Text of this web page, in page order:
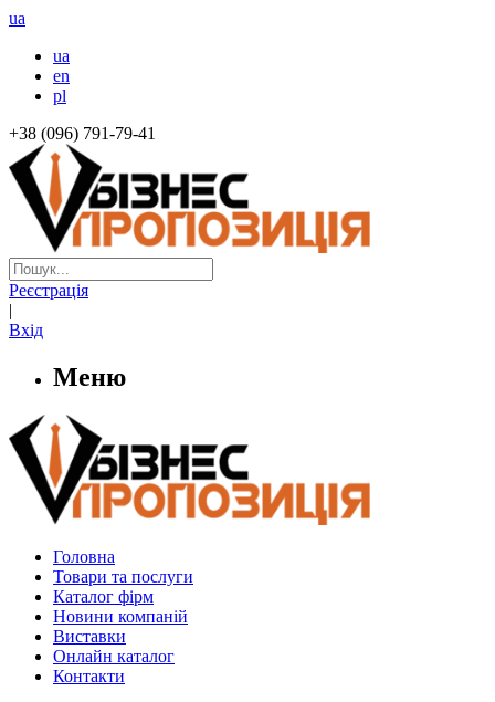
ua
ua
en
pl
+38 (096) 791-79-41
Реєстрація
|
Вхід
Меню
Головна
Товари та послуги
Каталог фірм
Новини компаній
Виставки
Онлайн каталог
Контакти